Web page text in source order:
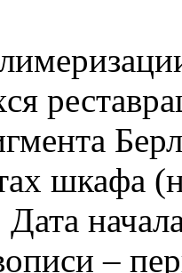
шкафа
Дата
–